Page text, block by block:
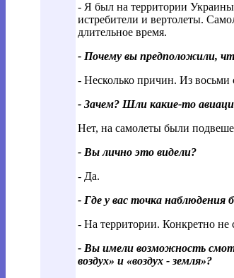
- Я был на территории
истребители и вертолеты.
длительное время.
- Почему вы предположили,
- Несколько причин. Из восьми
- Зачем? Шли какие-то
Нет, на самолеты были
- Вы лично это видели?
- Да.
- Где у вас точка наблюдения
- На территории. Конкретно не
- Вы имели возможность
воздух» и «воздух - земля»?